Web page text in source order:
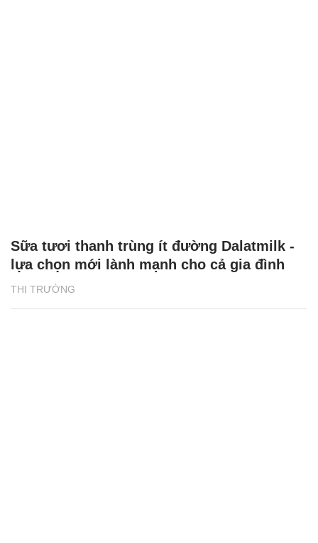
THỊ TRƯỜNG
Sữa tươi thanh trùng ít đường Dalatmilk -
lựa chọn mới lành mạnh cho cả gia đình